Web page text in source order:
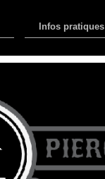
Infos pratiques